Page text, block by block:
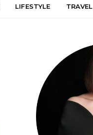
LIFESTYLE TRAVEL